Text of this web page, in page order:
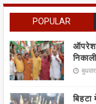
POPULAR